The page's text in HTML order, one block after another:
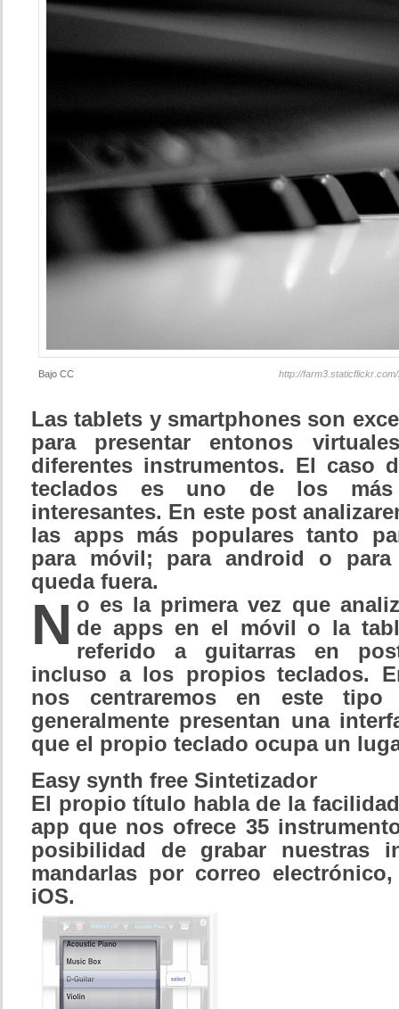
Bajo CC http://
Las tablets y smartphones son
para presentar entonos
diferentes instrumentos. El caso
teclados es uno de los más
interesantes. En este post
las apps más populares tanto
para móvil; para android o
queda fuera.
N o es la primera vez que
de apps en el móvil o la
referido a guitarras en
incluso a los propios teclados.
nos centraremos en este
generalmente presentan una
que el propio teclado ocupa un
Easy synth free Sintetizador
El propio título habla de la
app que nos ofrece 35
posibilidad de grabar nuestras
mandarlas por correo
iOS.